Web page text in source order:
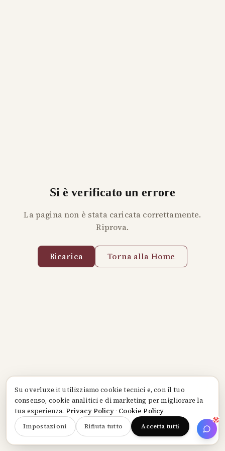
Suoverluxe.itutilizziamo cookie tecnici e, con il tuo
consenso, cookie analitici e di marketing per migliorare la
tua esperienza. Privacy Policy· Cookie Policy
Impostazioni Rifiuta tutto Accetta tutti
Si è verificato un errore
La pagina non è stata caricata correttamente.
Riprova.
Ricarica Torna alla Home